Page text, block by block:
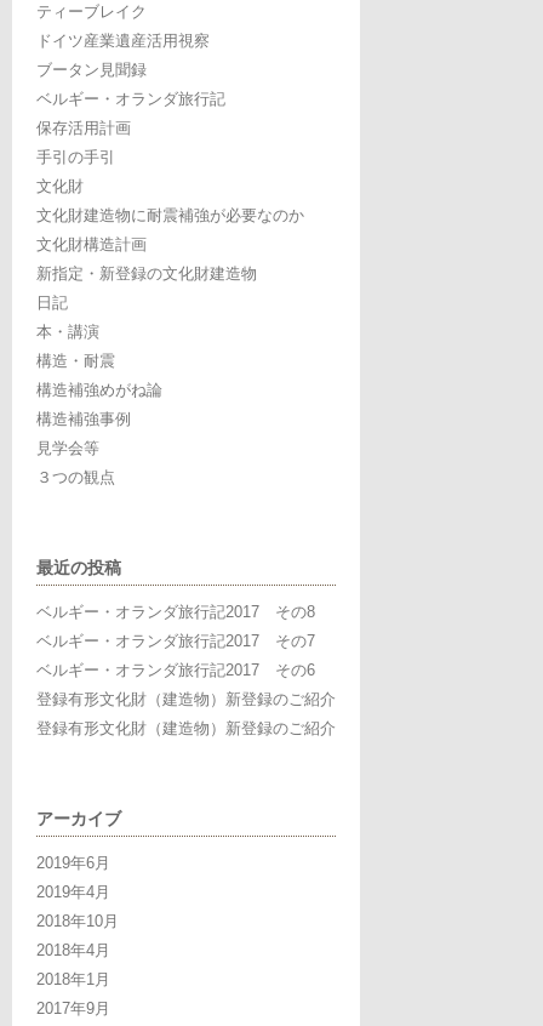
ティーブレイク
ドイツ産業遺産活用視察
ブータン見聞録
ベルギー・オランダ旅行記
保存活用計画
手引の手引
文化財
文化財建造物に耐震補強が必要なのか
文化財構造計画
新指定・新登録の文化財建造物
日記
本・講演
構造・耐震
構造補強めがね論
構造補強事例
見学会等
３つの観点
最近の投稿
ベルギー・オランダ旅行記2017 その8
ベルギー・オランダ旅行記2017 その7
ベルギー・オランダ旅行記2017 その6
登録有形文化財（建造物）新登録のご紹介
登録有形文化財（建造物）新登録のご紹介
アーカイブ
2019年6月
2019年4月
2018年10月
2018年4月
2018年1月
2017年9月